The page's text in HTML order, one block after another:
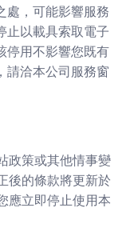
處，可能影響服務
止以載具索取電子
停用不影響您既有
請洽本公司服務窗
政策或其他情事變
後的條款將更新於
應立即停止使用本